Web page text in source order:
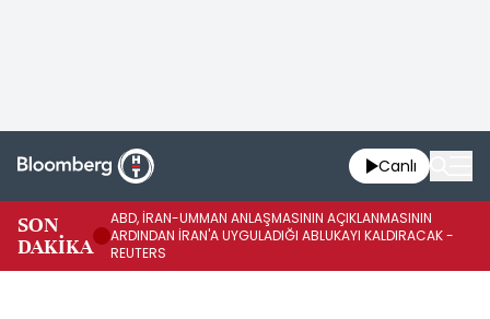
Canlı
SON
DAKİKA
ABD, İRAN-UMMAN ANLAŞMASININ AÇIKLANMASININ
ARDINDAN İRAN'A UYGULADIĞI ABLUKAYI KALDIRACAK -
REUTERS